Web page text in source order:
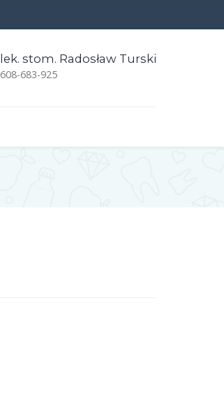
lek. stom. Radosław Turski
608-683-925